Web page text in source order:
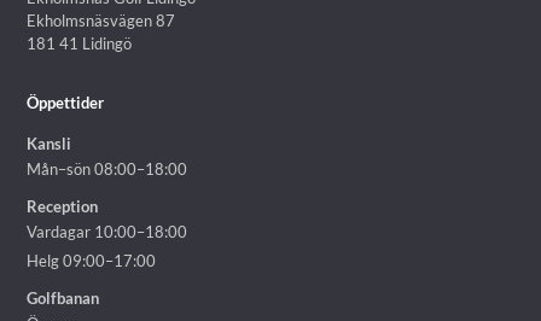
Ekholmsnäsvägen 87
181 41 Lidingö
Öppettider
Kansli
Mån–sön 08:00–18:00
Reception
Vardagar 10:00–18:00
Helg 09:00–17:00
Golfbanan